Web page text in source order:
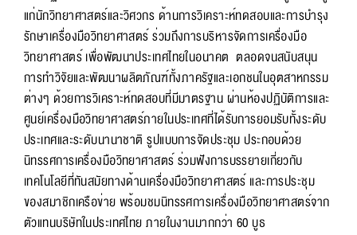
แก่นักวิทยาศาสตร์และวิศวกร ด้านการวิเคราะห์ทดสอบและการบำรุง
รักษาเครื่องมือวิทยาศาสตร์ ร่วมถึงการบริหารจัดการเครื่องมือ
วิทยาศาสตร์ เพื่อพัฒนาประเทศไทยในอนาคต ตลอดจนสนับสนุน
การทำวิจัยและพัฒนาผลิตภัณฑ์ทั้งภาครัฐและเอกชนในอุตสาหกรรม
ต่างๆ ด้วยการวิเคราะห์ทดสอบที่มีมาตรฐาน ผ่านห้องปฏิบัติการและ
ศูนย์เครื่องมือวิทยาศาสตร์ภายในประเทศที่ได้รับการยอมรับทั้งระดับ
ประเทศและระดับนานาชาติ รูปแบบการจัดประชุม ประกอบด้วย
นิทรรศการเครื่องมือวิทยาศาสตร์ ร่วมฟังการบรรยายเกี่ยวกับ
เทคโนโลยีที่ทันสมัยทางด้านเครื่องมือวิทยาศาสตร์ และการประชุม
ของสมาชิกเครือข่าย พร้อมชมนิทรรศการเครื่องมือวิทยาศาสตร์จาก
ตัวแทนบริษัทในประเทศไทย ภายในงานมากกว่า 60 บูธ